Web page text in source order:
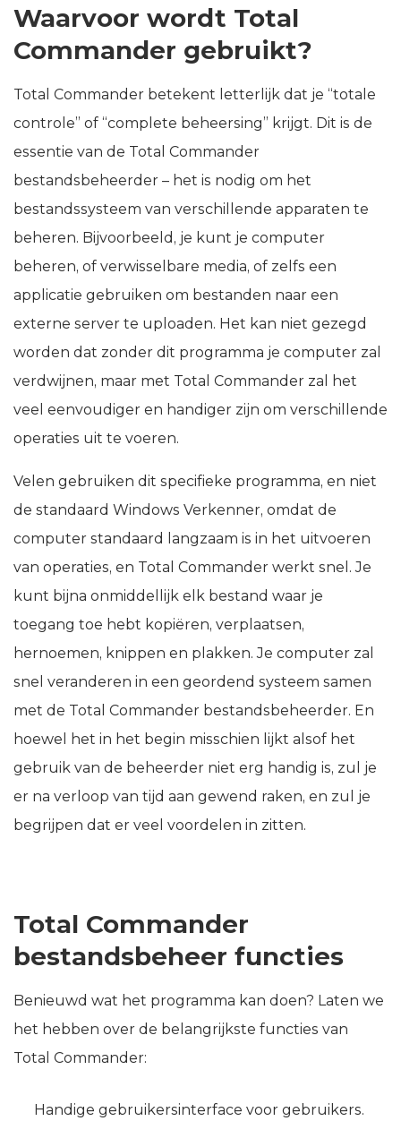
Waarvoor wordt Total
Commander gebruikt?
Total Commander betekent letterlijk dat je “totale
controle” of “complete beheersing” krijgt. Dit is de
essentie van de Total Commander
bestandsbeheerder – het is nodig om het
bestandssysteem van verschillende apparaten te
beheren. Bijvoorbeeld, je kunt je computer
beheren, of verwisselbare media, of zelfs een
applicatie gebruiken om bestanden naar een
externe server te uploaden. Het kan niet gezegd
worden dat zonder dit programma je computer zal
verdwijnen, maar met Total Commander zal het
veel eenvoudiger en handiger zijn om verschillende
operaties uit te voeren.
Velen gebruiken dit specifieke programma, en niet
de standaard Windows Verkenner, omdat de
computer standaard langzaam is in het uitvoeren
van operaties, en Total Commander werkt snel. Je
kunt bijna onmiddellijk elk bestand waar je
toegang toe hebt kopiëren, verplaatsen,
hernoemen, knippen en plakken. Je computer zal
snel veranderen in een geordend systeem samen
met de Total Commander bestandsbeheerder. En
hoewel het in het begin misschien lijkt alsof het
gebruik van de beheerder niet erg handig is, zul je
er na verloop van tijd aan gewend raken, en zul je
begrijpen dat er veel voordelen in zitten.
Total Commander
bestandsbeheer functies
Benieuwd wat het programma kan doen? Laten we
het hebben over de belangrijkste functies van
Total Commander:
Handige gebruikersinterface voor gebruikers.